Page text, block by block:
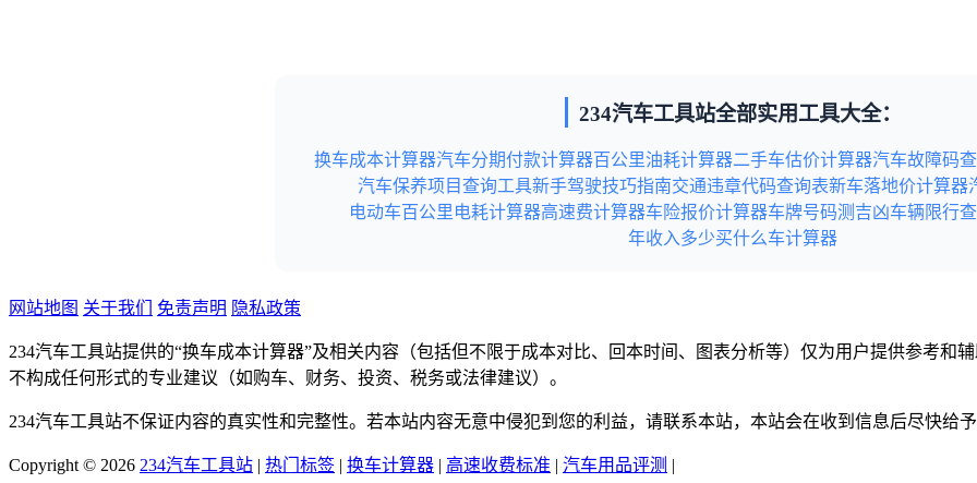
234汽车工具站全部实用工具大全：
换车成本计算器汽车分期付款计算器百公里油耗计算器二手车估价计算器汽车故障码
汽车保养项目查询工具新手驾驶技巧指南交通违章代码查询表新车落地价计算器
电动车百公里电耗计算器高速费计算器车险报价计算器车牌号码测吉凶车辆限行
年收入多少买什么车计算器
网站地图 关于我们 免责声明 隐私政策
234汽车工具站提供的“换车成本计算器”及相关内容（包括但不限于成本对比、回本时间、图表分析等）仅为用户提供参考和辅
不构成任何形式的专业建议（如购车、财务、投资、税务或法律建议）。
234汽车工具站不保证内容的真实性和完整性。若本站内容无意中侵犯到您的利益，请联系本站，本站会在收到信息后尽快给予
Copyright © 2026 234汽车工具站 | 热门标签 | 换车计算器 | 高速收费标准 | 汽车用品评测 |